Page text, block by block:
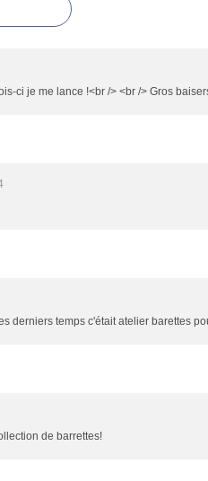
ci je me lance !<br /> <br /> Gros
derniers temps c'était atelier barettes
de barrettes!